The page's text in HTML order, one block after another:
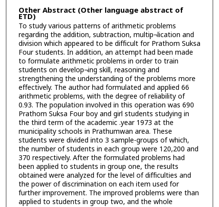
Other Abstract (Other language abstract of
ETD)
To study various patterns of arithmetic problems
regarding the addition, subtraction, multip¬lication and
division which appeared to be difficult for Prathom Suksa
Four students. In addition, an attempt had been made
to formulate arithmetic problems in order to train
students on develop¬ing skill, reasoning and
strengthening the understanding of the problems more
effectively. The author had formulated and applied 66
arithmetic problems, with the degree of reliability of
0.93. The population involved in this operation was 690
Prathom Suksa Four boy and girl students studying in
the third term of the academic .year 1973 at the
municipality schools in Prathumwan area. These
students were divided into 3 sample-groups of which,
the number of students in each group were 120,200 and
370 respectively. After the formulated problems had
been applied to students in group one, the results
obtained were analyzed for the level of difficulties and
the power of discrimination on each item used for
further improvement. The improved problems were than
applied to students in group two, and the whole